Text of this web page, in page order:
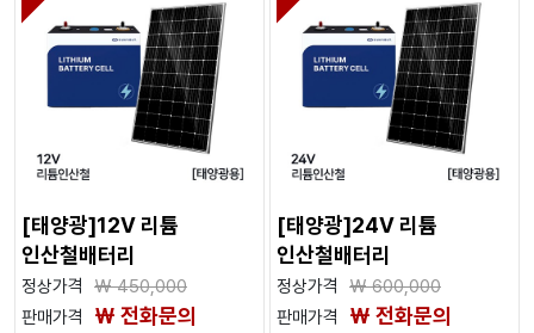
[태양광]12V 리튬
인산철배터리
정상가격 ₩450,000
판매가격
₩ 전화문의
[태양광]24V 리튬
인산철배터리
정상가격 ₩600,000
판매가격
₩ 전화문의